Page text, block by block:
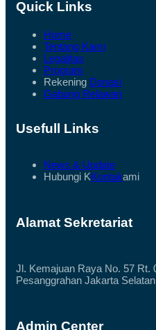
Quick Links
Home
Tentang Kami
Legalitas
Program
Rekening Donasi
Gabung Relawan
Usefull Links
News & Update
Hubungi KKontakami
Alamat Sekretariat
Jl. Kemajuan Raya No. 57 Rt.
Pesanggrahan Jakarta Selatan
Admin Center